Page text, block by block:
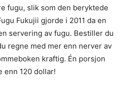
fugu, slik som den beryktede
Fukujii gjorde i 2011 da en
servering av fugu. Bestiller du
regne med mer enn nerver av
kraftig. Én porsjon
enn 120 dollar!